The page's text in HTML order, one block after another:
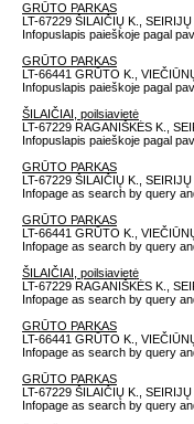
GRŪTO PARKAS
LT-67229 ŠILAIČIŲ K.,
Infopuslapis paieškoje pagal
GRŪTO PARKAS
LT-66441 GRŪTO K.,
Infopuslapis paieškoje pagal
ŠILAIČIAI, poilsiavietė
LT-67229 RAGANIŠKĖS K.,
Infopuslapis paieškoje pagal
GRŪTO PARKAS
LT-67229 ŠILAIČIŲ K.,
Infopage as search by query
GRŪTO PARKAS
LT-66441 GRŪTO K.,
Infopage as search by query
ŠILAIČIAI, poilsiavietė
LT-67229 RAGANIŠKĖS K.,
Infopage as search by query
GRŪTO PARKAS
LT-66441 GRŪTO K.,
Infopage as search by query
GRŪTO PARKAS
LT-67229 ŠILAIČIŲ K.,
Infopage as search by query